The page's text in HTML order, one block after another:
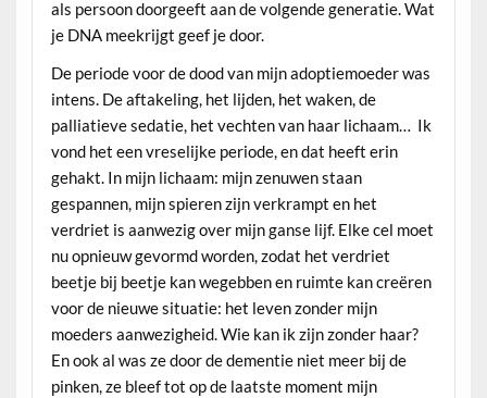
als persoon doorgeeft aan de volgende generatie. Wat
je DNA meekrijgt geef je door.
De periode voor de dood van mijn adoptiemoeder was
intens. De aftakeling, het lijden, het waken, de
palliatieve sedatie, het vechten van haar lichaam… Ik
vond het een vreselijke periode, en dat heeft erin
gehakt. In mijn lichaam: mijn zenuwen staan
gespannen, mijn spieren zijn verkrampt en het
verdriet is aanwezig over mijn ganse lijf. Elke cel moet
nu opnieuw gevormd worden, zodat het verdriet
beetje bij beetje kan wegebben en ruimte kan creëren
voor de nieuwe situatie: het leven zonder mijn
moeders aanwezigheid. Wie kan ik zijn zonder haar?
En ook al was ze door de dementie niet meer bij de
pinken, ze bleef tot op de laatste moment mijn